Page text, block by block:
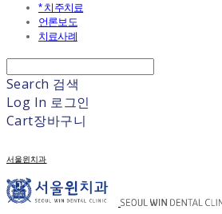
* 치주치료
언론보도
치료사례
Search 검색
Log In 로그인
Cart장바구니
서울윈치과